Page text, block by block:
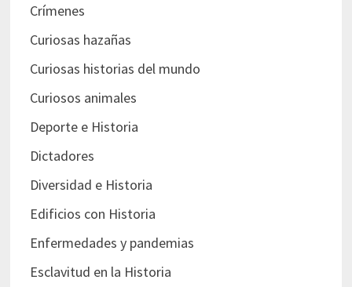
Crímenes
Curiosas hazañas
Curiosas historias del mundo
Curiosos animales
Deporte e Historia
Dictadores
Diversidad e Historia
Edificios con Historia
Enfermedades y pandemias
Esclavitud en la Historia